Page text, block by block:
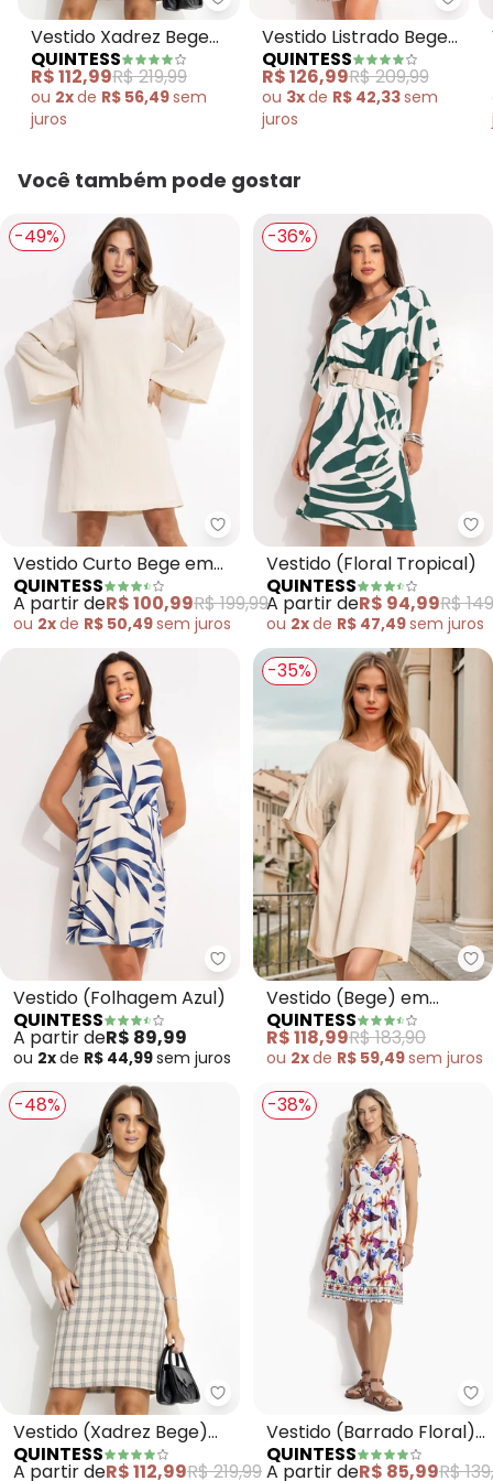
Quintess - Vestido Xadrez
Vestido Xadrez Bege
em Alfaiataria
QUINTESS
R$ 112,99R$ 219,99
ou 2xde R$ 56,49sem
juros
Vestido Listrado Bege
em Alfaiataria
QUINTESS
R$ 126,99R$ 209,99
ou 3xde R$ 42,33sem
juros
Você também pode gostar
-49%
Quintess - Vestido Curto Bege
Vestido Curto Bege em
Gaze de Algodão com
Manga Ampla e Decote
QUINTESS
A partir deR$ 100,99R$ 199,99
ou 2xde R$ 50,49sem juros
-36%
Vestido (Floral Tropical)
QUINTESS
A partir deR$ 94,99R$
ou 2xde R$ 47,49sem juros
Quintess - Vestido (Folhagem
Vestido (Folhagem Azul)
QUINTESS
A partir deR$ 89,99
ou 2xde R$ 44,99sem juros
-35%
Vestido (Bege) em
Viscose Plana Sarjada
QUINTESS
R$ 118,99R$ 183,90
ou 2xde R$ 59,49sem juros
-48%
Quintess - Vestido (Xadrez
Vestido (Xadrez Bege)
em Alfaiataria
QUINTESS
A partir deR$ 112,99R$ 219,99
-38%
Vestido (Barrado Floral)
em Malha Fria
QUINTESS
A partir deR$ 85,99R$